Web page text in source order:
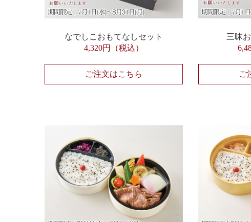
なでしこおもてなしセット
4,320円（税込）
ご注文はこちら
三昧
ご